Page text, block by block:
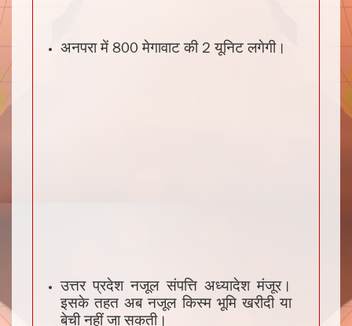
अनपरा में 800 मेगावाट की 2 यूनिट लगेगी।
उत्तर प्रदेश नजूल संपत्ति अध्यादेश मंजूर।
इसके तहत अब नजूल किस्म भूमि खरीदी या
बेची नहीं जा सकती।